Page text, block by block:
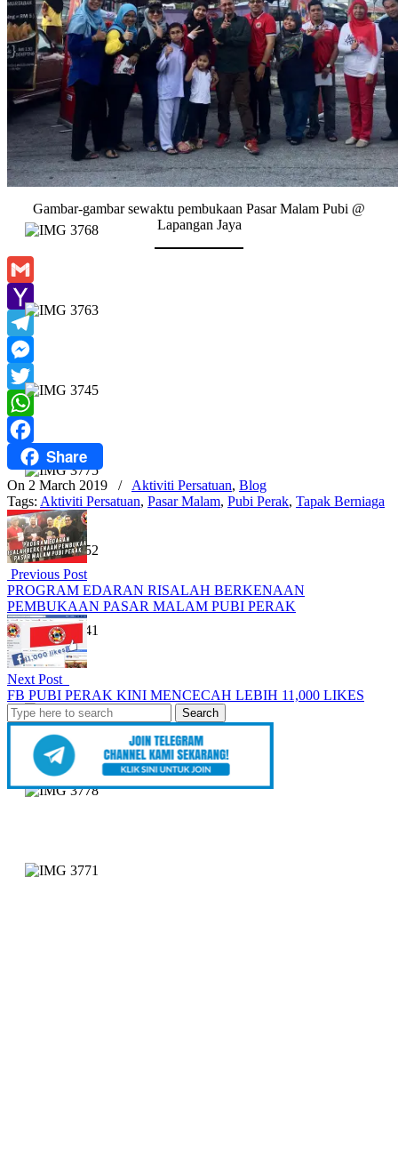
Gambar-gambar sewaktu pembukaan Pasar Malam Pubi @
Lapangan Jaya
Gmail
Yahoo
Mail
Telegram
Messenger
Twitter
WhatsApp
FacebookShare
On 2 March 2019 / Aktiviti Persatuan, Blog
Tags: Aktiviti Persatuan, Pasar Malam, Pubi Perak, Tapak Berniaga
Previous Post
PROGRAM EDARAN RISALAH BERKENAAN
PEMBUKAAN PASAR MALAM PUBI PERAK
Next Post
FB PUBI PERAK KINI MENCECAH LEBIH 11,000 LIKES
Search
for: